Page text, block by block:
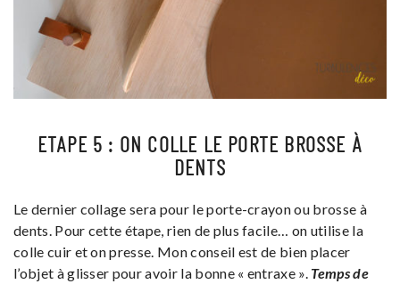
ETAPE 5 : ON COLLE LE PORTE BROSSE À
DENTS
Le dernier collage sera pour le porte-crayon ou brosse à
dents. Pour cette étape, rien de plus facile… on utilise la
colle cuir et on presse. Mon conseil est de bien placer
l’objet à glisser pour avoir la bonne « entraxe ». Temps de